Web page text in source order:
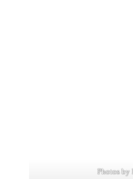
Photos by